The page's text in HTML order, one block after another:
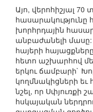
Այո, վերոհիշյալ
հասարակությունը
խորհրդային
անբաժանելի
հայերի
հետո աշխարհով
երկու ճամբարի`
կողմնակիցների
նշել, որ Սփյուռքի
հսկայական